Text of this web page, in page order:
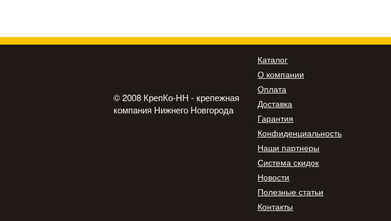
© 2008 КрепКо-НН - крепежная
компания Нижнего Новгорода
Каталог
О компании
Оплата
Доставка
Гарантия
Конфиденциальность
Наши партнеры
Система скидок
Новости
Полезные статьи
Контакты